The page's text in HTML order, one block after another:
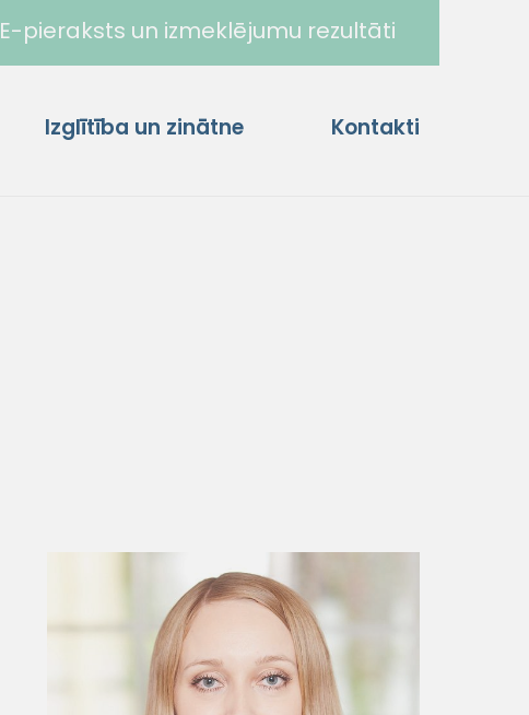
E-pieraksts un izmeklējumu rezultāti
Izglītība un zinātne Kontakti